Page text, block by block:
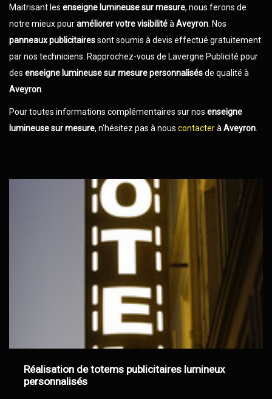
Maitrisant les enseigne lumineuse sur mesure, nous ferons de
notre mieux pouraméliorer votre visibilitéà Aveyron . Nos
panneaux publicitairessont soumis à devis effectué gratuitement
par nos techniciens. Rapprochez-vous de Lavergne Publicité pour
des enseigne lumineuse sur mesurepersonnalisésde qualité à
Aveyron
Pour toutes informations complémentaires sur nos enseigne
lumineuse sur mesure, n'hésitez pas à nous contacterà Aveyron
Réalisation de totems publicitaires lumineux
personnalisés